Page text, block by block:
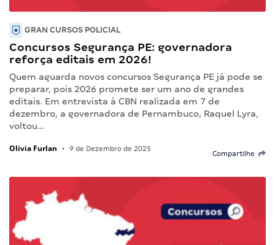
GRAN CURSOS POLICIAL
Concursos Segurança PE: governadora
reforça editais em 2026!
Quem aguarda novos concursos Segurança PE já pode se
preparar, pois 2026 promete ser um ano de grandes
editais. Em entrevista à CBN realizada em 7 de
dezembro, a governadora de Pernambuco, Raquel Lyra,
voltou…
Olivia Furlan • 9 de Dezembro de 2025
Compartilhe